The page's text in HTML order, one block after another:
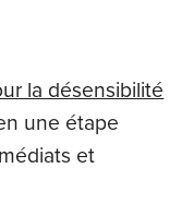
la désensibilité
une étape
et